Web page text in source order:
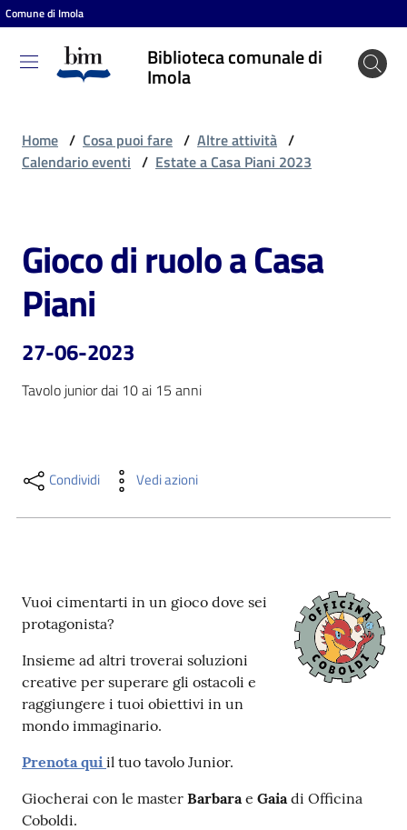
Vai al contenuto
Vai alla navigazione
Vai al footer
Comune di Imola
Biblioteca comunale di
Imola
Biblioteca
comunale
Cosa
puoi
fare
Scopri
Casa
Piani
storico
Decentrate
Home / Cosa puoi fare / Altre attività /
Calendario eventi / Estate a Casa Piani 2023
Salta al contenuto
Gioco di ruolo a Casa
Piani
27-06-2023
Tavolo junior dai 10 ai 15 anni
Condividi Vedi azioni
Vuoi cimentarti in un gioco dove sei
protagonista?
Insieme ad altri troverai soluzioni
creative per superare gli ostacoli e
raggiungere i tuoi obiettivi in un
mondo immaginario.
Prenota qui il tuo tavolo Junior.
Giocherai con le master Barbarae Gaiadi Officina
Coboldi.